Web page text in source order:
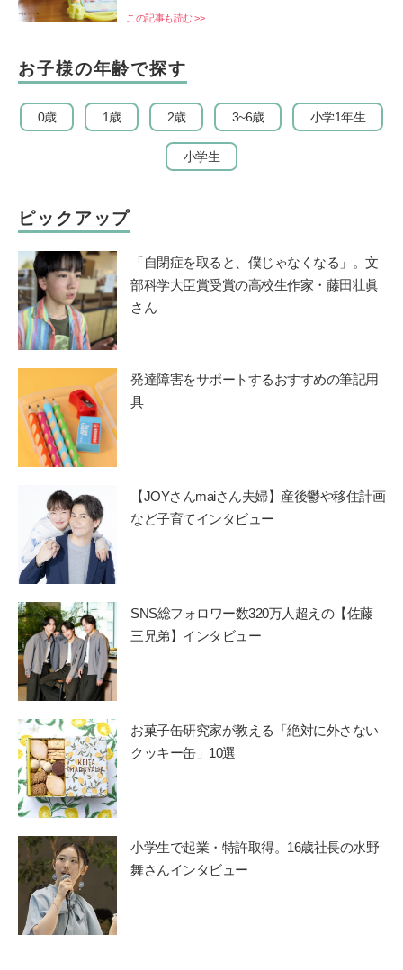
この記事も読む >>
お子様の年齢で探す
0歳 1歳 2歳 3~6歳 小学1年生
小学生
ピックアップ
「自閉症を取ると、僕じゃなくなる」。文
部科学大臣賞受賞の高校生作家・藤田壮眞
さん
発達障害をサポートするおすすめの筆記用
具
【JOYさんmaiさん夫婦】産後鬱や移住計画
など子育てインタビュー
SNS総フォロワー数320万人超えの【佐藤
三兄弟】インタビュー
お菓子缶研究家が教える「絶対に外さない
クッキー缶」10選
小学生で起業・特許取得。16歳社長の水野
舞さんインタビュー